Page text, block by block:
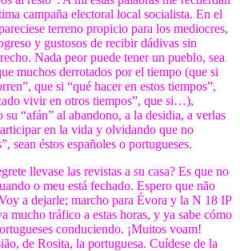
campaña electoral local socialista. En el
terreno propicio para los mediocres,
y gustosos de recibir dádivas sin
Nada peor puede tener un pueblo, sea
muchos derrotados por el tiempo (que si
que si “qué hacer en estos tiempos”,
vivir en otros tiempos”, que si…),
su “afán” al abandono, a la desidia, a verlas
en la vida y olvidando que no
sean éstos españoles o portugueses.
llevase las revistas a su casa? Es que no
o meu está fechado. Espero que não
a dejarle; marcho para Évora y la N 18 IP
mucho tráfico a estas horas, y ya sabe cómo
conduciendo. ¡Muitos voam!
de Rosita, la portuguesa. Cuídese de la